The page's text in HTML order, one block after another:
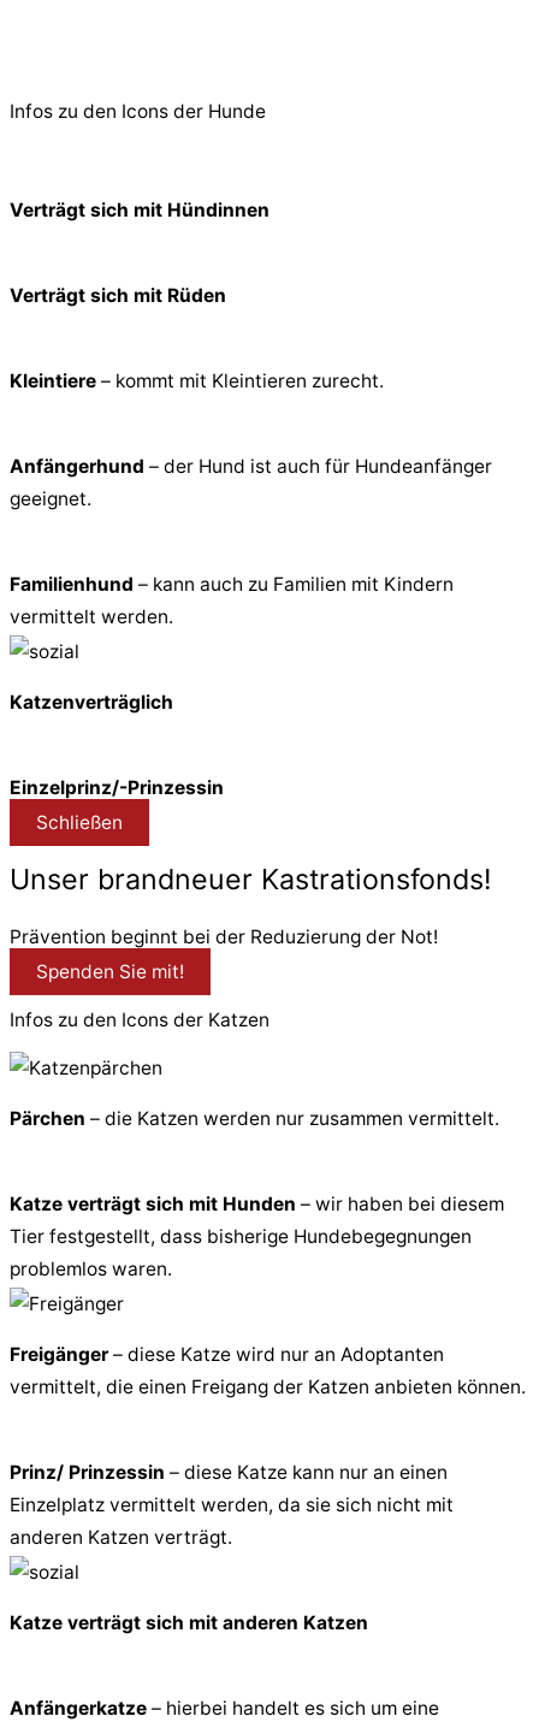
Infos zu den Icons der Hunde
Verträgt sich mit Hündinnen
Verträgt sich mit Rüden
Kleintiere – kommt mit Kleintieren zurecht.
Anfängerhund – der Hund ist auch für Hundeanfänger
geeignet.
Familienhund – kann auch zu Familien mit Kindern
vermittelt werden.
Katzenverträglich
Einzelprinz/-Prinzessin
Schließen
Unser brandneuer Kastrationsfonds!
Prävention beginnt bei der Reduzierung der Not!
Spenden Sie mit!
Infos zu den Icons der Katzen
Pärchen – die Katzen werden nur zusammen vermittelt.
Katze verträgt sich mit Hunden – wir haben bei diesem
Tier festgestellt, dass bisherige Hundebegegnungen
problemlos waren.
Freigänger – diese Katze wird nur an Adoptanten
vermittelt, die einen Freigang der Katzen anbieten können.
Prinz/ Prinzessin – diese Katze kann nur an einen
Einzelplatz vermittelt werden, da sie sich nicht mit
anderen Katzen verträgt.
Katze verträgt sich mit anderen Katzen
Anfängerkatze – hierbei handelt es sich um eine